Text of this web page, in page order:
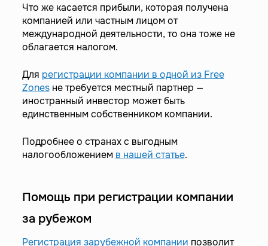
Что же касается прибыли, которая получена
компанией или частным лицом от
международной деятельности, то она тоже не
облагается налогом.
Для регистрации компании в одной из Free
Zonesне требуется местный партнер —
иностранный инвестор может быть
единственным собственником компании.
Подробнее о странах с выгодным
налогообложением в нашей статье.
Помощь при регистрации компании
за рубежом
Регистрация зарубежной компании позволит